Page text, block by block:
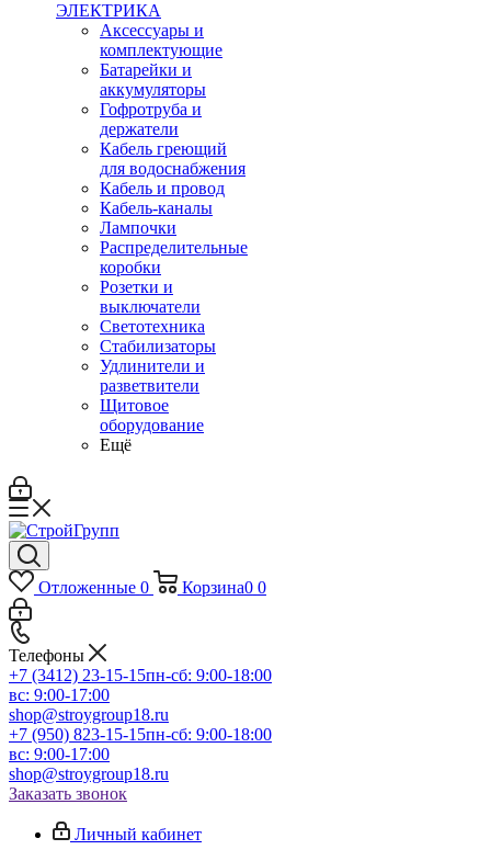
ЭЛЕКТРИКА
Аксессуары и
комплектующие
Батарейки и
аккумуляторы
Гофротруба и
держатели
Кабель греющий
для водоснабжения
Кабель и провод
Кабель-каналы
Лампочки
Распределительные
коробки
Розетки и
выключатели
Светотехника
Стабилизаторы
Удлинители и
разветвители
Щитовое
оборудование
Ещё
Отложенные 0 Корзина0 0
Телефоны
+7 (3412) 23-15-15пн-сб: 9:00-18:00
вс: 9:00-17:00
shop@stroygroup18.ru
+7 (950) 823-15-15пн-сб: 9:00-18:00
вс: 9:00-17:00
shop@stroygroup18.ru
Заказать звонок
Личный кабинет